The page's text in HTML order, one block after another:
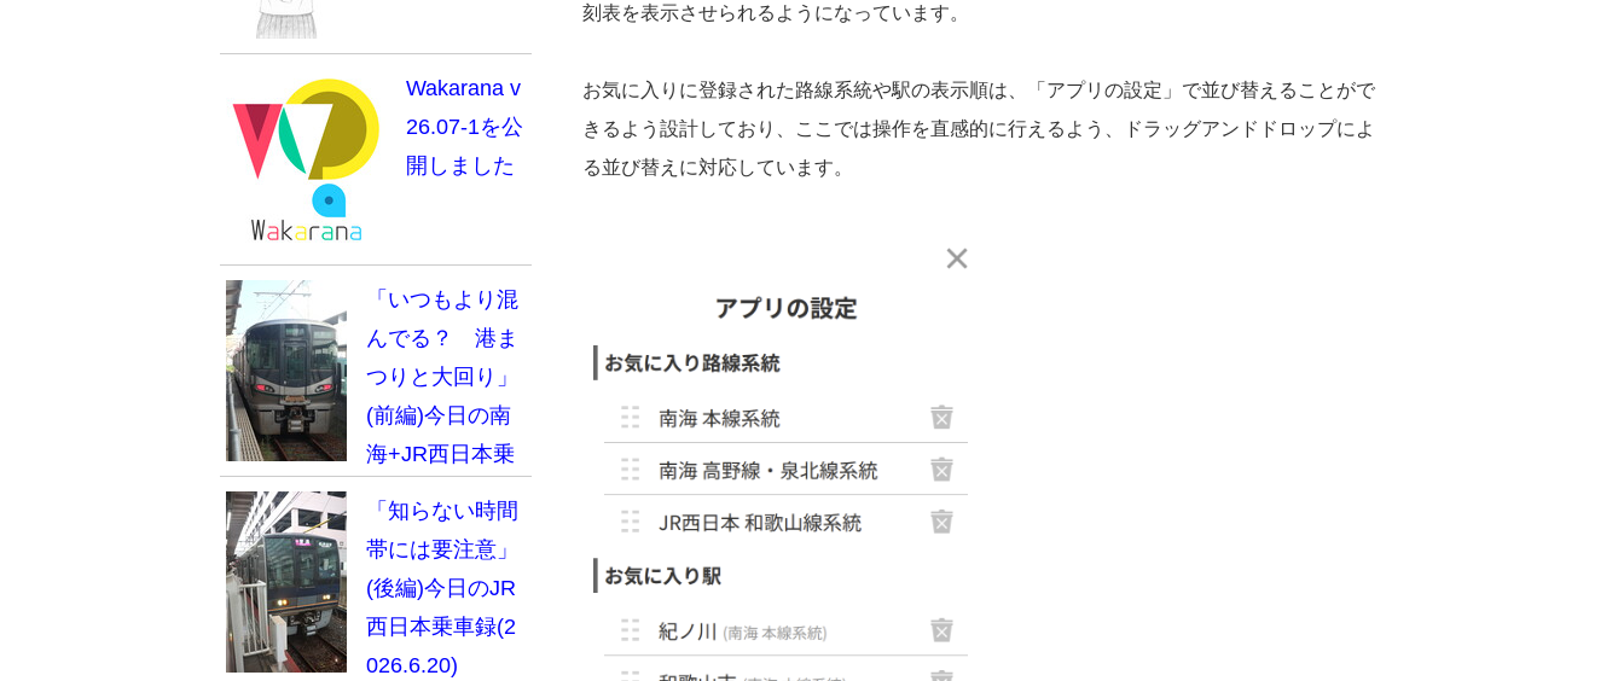
刻表を表示させられるようになっています。
お気に入りに登録された路線系統や駅の表示順は、「アプリの設定」で並び替えることがで
きるよう設計しており、ここでは操作を直感的に行えるよう、ドラッグアンドドロップによ
る並び替えに対応しています。
Wakarana v
26.07-1を公
開しました
「いつもより混
んでる？ 港ま
つりと大回り」
(前編)今日の南
海+JR西日本乗
車録(2026.7.25)
「知らない時間
帯には要注意」
(後編)今日のJR
西日本乗車録(2
026.6.20)